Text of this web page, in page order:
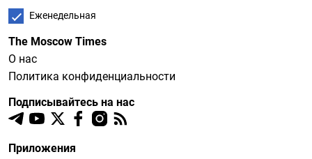
Еженедельная
The Moscow Times
О нас
Политика конфиденциальности
Подписывайтесь на нас
Приложения